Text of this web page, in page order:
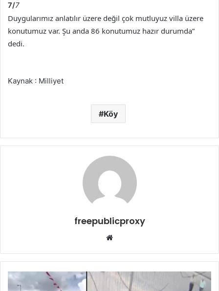
7/7
Duygularımız anlatılır üzere değil çok mutluyuz villa üzere
konutumuz var. Şu anda 86 konutumuz hazır durumda”
dedi.
Kaynak : Milliyet
Köy
freepublicproxy
Web